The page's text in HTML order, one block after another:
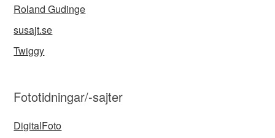
Roland Gudinge
susajt.se
Twiggy
Fototidningar/-sajter
DigitalFoto